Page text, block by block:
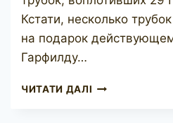
Кстати, несколько
на подарок
Гарфилду…
ЧИТАТИ ДАЛІ WDC